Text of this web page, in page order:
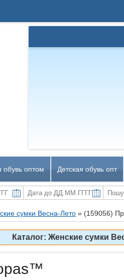
обувь оптом Детская обувь опт
сумки Весна-Лето » (159056)
Каталог: Женские сумки